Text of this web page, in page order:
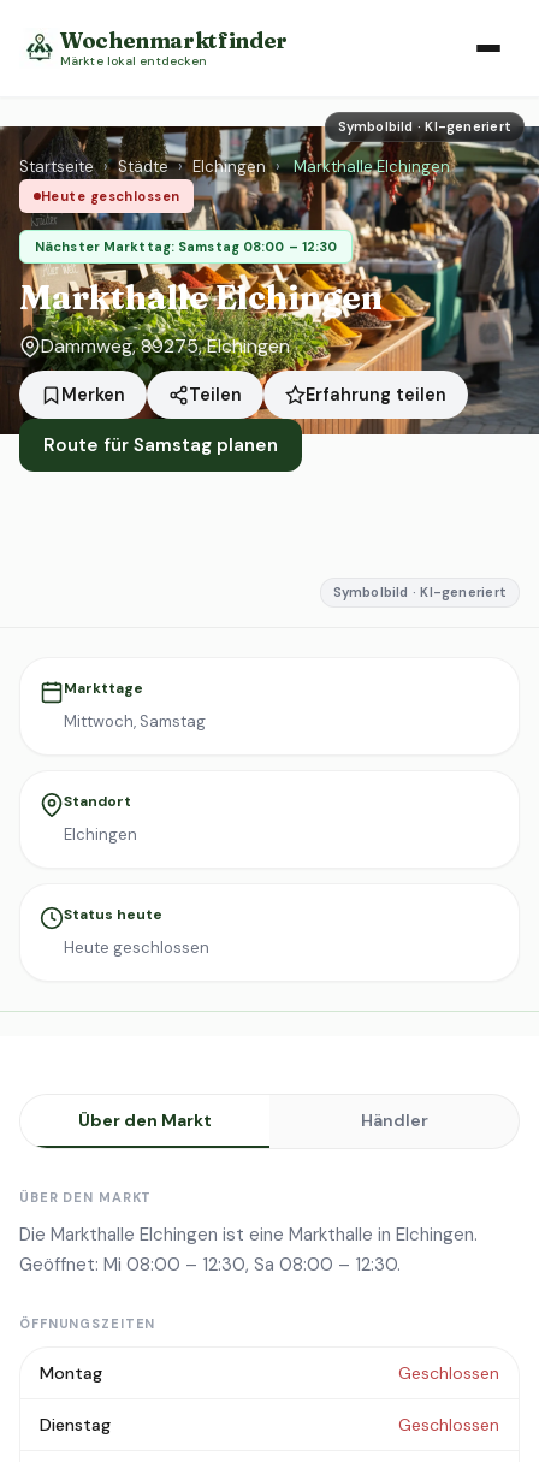
Wochenmarktfinder
Märkte lokal entdecken
Symbolbild · KI-generiert
Startseite › Städte › Elchingen › Markthalle Elchingen
Heute geschlossen
Nächster Markttag: Samstag 08:00 – 12:30
Markthalle Elchingen
Dammweg, 89275, Elchingen
Merken Teilen Erfahrung teilen
Route für Samstag planen
Symbolbild · KI-generiert
Markttage
Mittwoch, Samstag
Standort
Elchingen
Status heute
Heute geschlossen
Über den Markt Händler
ÜBER DEN MARKT
Die Markthalle Elchingen ist eine Markthalle in Elchingen.
Geöffnet: Mi 08:00 – 12:30, Sa 08:00 – 12:30.
ÖFFNUNGSZEITEN
Montag Geschlossen
Dienstag Geschlossen